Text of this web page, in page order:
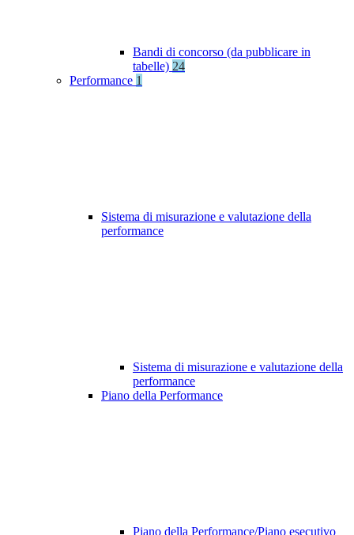
Bandi di concorso (da pubblicare in
tabelle) 24
Performance 1
Sistema di misurazione e valutazione della
performance
Sistema di misurazione e valutazione della
performance
Piano della Performance
Piano della Performance/Piano esecutivo